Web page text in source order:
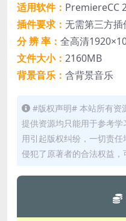
适用软件： PremiereCC
插件要求： 无需第三方插
分 辨 率： 全高清
文件大小： 2160MB
背景音乐： 含背景音乐
#版权声明# 本站所有资
提供资源均只能用于参考
用引起版权纠纷，一切责
侵犯了原著者的合法权益，